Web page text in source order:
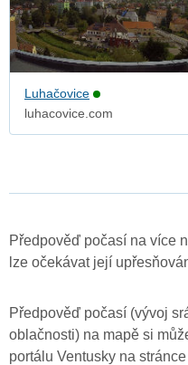
Luhačovice
luhacovice.com
Předpověď počasí na více
lze očekávat její
Předpověď počasí (vývoj
oblačnosti) na mapě si
portálu Ventusky na stránce